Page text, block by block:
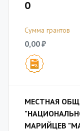
0
Сумма грантов
0,00 ₽
МЕСТНАЯ
МАРИЙЦЕВ